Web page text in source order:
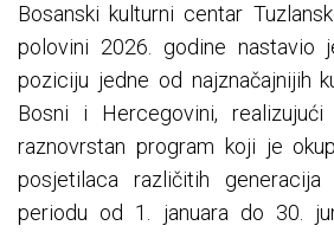
Bosanski kulturni centar
polovini 2026. godine nastavio
poziciju jedne od najznačajnijih
Bosni i Hercegovini,
raznovrstan program koji je
posjetilaca različitih
periodu od 1. januara do 30.